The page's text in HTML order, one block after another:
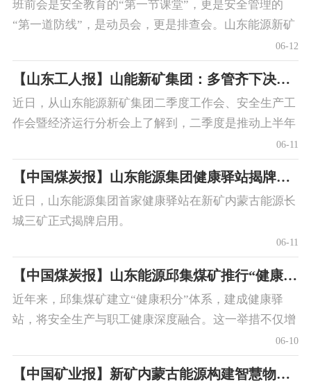
班前会是安全教育的“第一节课堂”，更是安全管理的
“第一道防线”，是动员会，更是排查会。山东能源新矿
集团榆树井煤矿不断提高班前会的召开质量，让开好班
前会成为矿井安全生产的重要抓手，切实筑牢安全生产
“第一关”。
06-12
【山东工人报】山能新矿集团：多管齐下决胜“期中考”
近日，从山东能源新矿集团二季度工作会、安全生产工
作会暨经济运行分析会上了解到，二季度是推动上半年
工作落实的关键期，面对“时间过半、任务过半”的倒计
时牌，新矿集团将迅速把时间和精力投入到打基础、优
治理、促发展上来，砥砺“赶”的斗志，拿出“竞”的硬
招，力拼“实”的成效，部署推动二季度重点工作任务，
奋力交出合格的“半年报”、优秀的“期中考”成绩单。
06-11
【中国煤炭报】山东能源集团健康驿站揭牌启用
近日，山东能源集团首家健康驿站在新矿内蒙古能源长
城三矿正式揭牌启用。
06-11
【中国煤炭报】山东能源邱集煤矿推行“健康积分”提升职工幸福感
近年来，邱集煤矿建立“健康积分”体系，建成健康驿
站，将安全生产与职工健康深度融合。这一举措不仅增
强了矿工的健康意识，更让“健康就是财富”的理念深入
人心，实现了从“要我健康”到“我要健康”的积极转变。
06-10
【中国矿业报】新矿内蒙古能源构建智慧物流新生态